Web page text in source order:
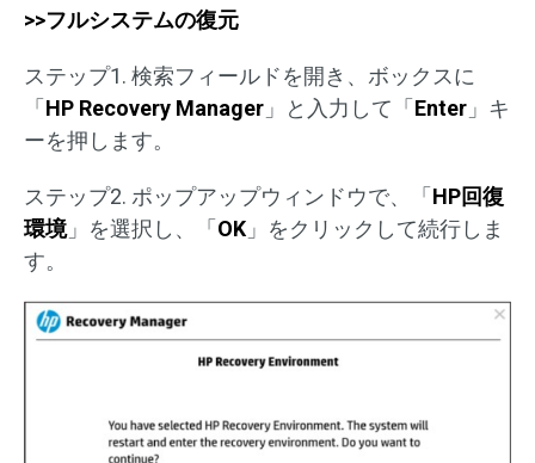
>>フルシステムの復元
ステップ1. 検索フィールドを開き、ボックスに
「HP Recovery Manager 」と入力して「Enter 」キ
ーを押します。
ステップ2. ポップアップウィンドウで、「HP回復
環境」を選択し、「OK 」をクリックして続行しま
す。